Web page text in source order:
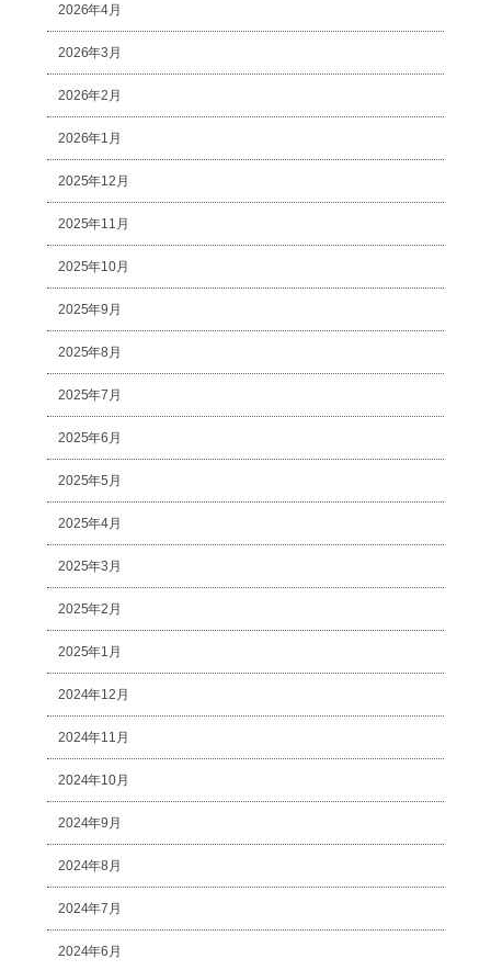
2026年4月
2026年3月
2026年2月
2026年1月
2025年12月
2025年11月
2025年10月
2025年9月
2025年8月
2025年7月
2025年6月
2025年5月
2025年4月
2025年3月
2025年2月
2025年1月
2024年12月
2024年11月
2024年10月
2024年9月
2024年8月
2024年7月
2024年6月